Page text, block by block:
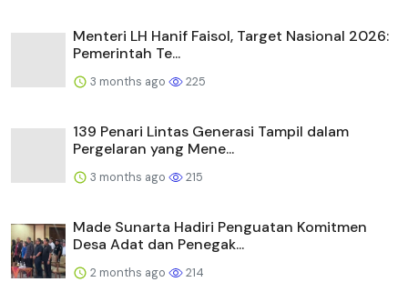
Menteri LH Hanif Faisol, Target Nasional 2026:
Pemerintah Te...
3 months ago 225
139 Penari Lintas Generasi Tampil dalam
Pergelaran yang Mene...
3 months ago 215
Made Sunarta Hadiri Penguatan Komitmen
Desa Adat dan Penegak...
2 months ago 214